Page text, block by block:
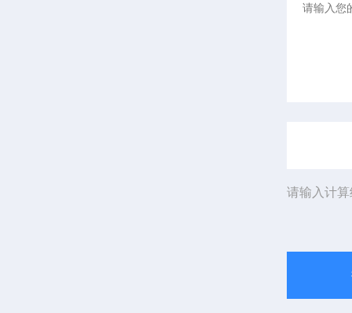
请输入计